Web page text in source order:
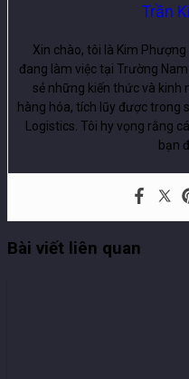
Trần
Xin chào, tôi là Kim
đang làm việc tại Trường
sẻ những kiến thức và kinh
hàng hóa, tích lũy được trong
Logistics. Tôi hy vọng rằng
bạn
Bài viết liên quan